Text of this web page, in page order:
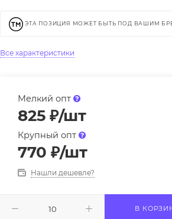
ЭТА ПОЗИЦИЯ МОЖЕТ БЫТЬ ПОД ВАШИМ
Все характеристики
Мелкий опт
825 ₽/шт
Крупный опт
770 ₽/шт
Нашли дешевле?
В